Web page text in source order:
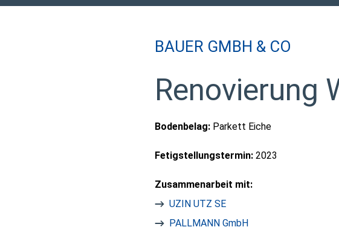
BAUER GMBH & CO
Renovierung
Bodenbelag: Parkett Eiche
Fetigstellungstermin: 2023
Zusammenarbeit mit:
UZIN UTZ SE
PALLMANN GmbH